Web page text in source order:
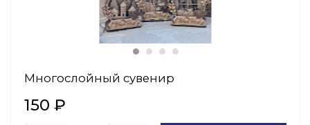
Многослойный сувенир
150 ₽